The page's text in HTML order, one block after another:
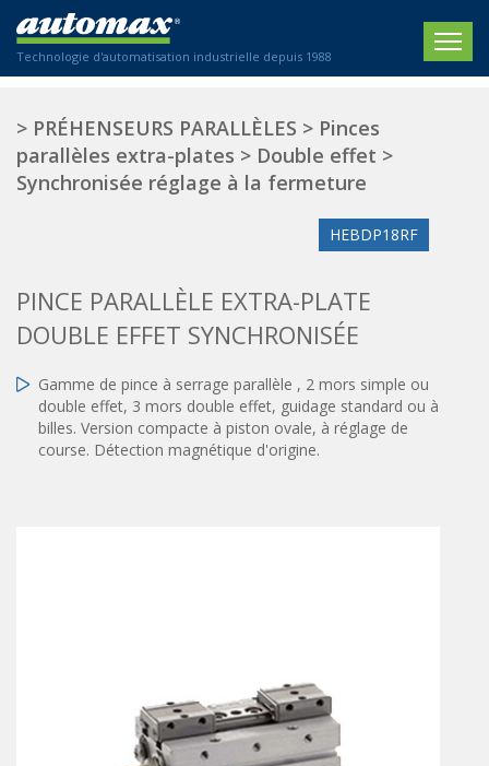
Technologie d'automatisation industrielle depuis 1988
ACCUEIL
SOCIÉTÉ
Actionneurs électriques
Actionneurs normalisés
Amortisseurs hydrauliques
Régulateurs hydrauliques
Systèmes modulaires pneumatiques
Auxiliaires de ligne
Auxiliaires de raccordement
Agriculture
Emballage / Étiquetage
Imprimerie
Plasturgie
Solutions personnalisées
CONTACT
+33 0 254 553 811
En
> PRÉHENSEURS PARALLÈLES > Pinces
parallèles extra-plates > Double effet >
Synchronisée réglage à la fermeture
HEBDP18RF
PINCE PARALLÈLE EXTRA-PLATE
DOUBLE EFFET SYNCHRONISÉE
Gamme de pince à serrage parallèle , 2 mors simple ou
double effet, 3 mors double effet, guidage standard ou à
billes. Version compacte à piston ovale, à réglage de
course. Détection magnétique d'origine.